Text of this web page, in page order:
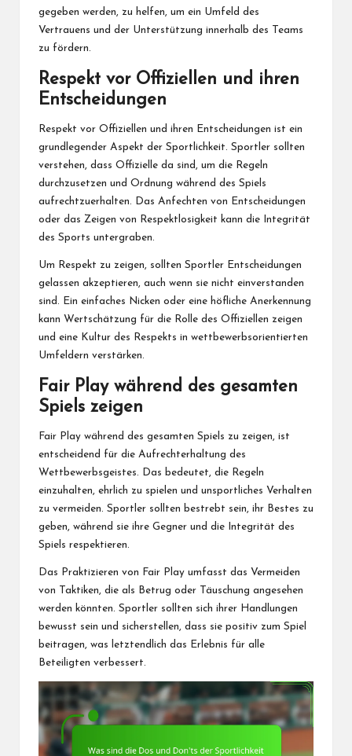
gegeben werden, zu helfen, um ein Umfeld des
Vertrauens und der Unterstützung innerhalb des Teams
zu fördern.
Respekt vor Offiziellen und ihren
Entscheidungen
Respekt vor Offiziellen und ihren Entscheidungen ist ein
grundlegender Aspekt der Sportlichkeit. Sportler sollten
verstehen, dass Offizielle da sind, um die Regeln
durchzusetzen und Ordnung während des Spiels
aufrechtzuerhalten. Das Anfechten von Entscheidungen
oder das Zeigen von Respektlosigkeit kann die Integrität
des Sports untergraben.
Um Respekt zu zeigen, sollten Sportler Entscheidungen
gelassen akzeptieren, auch wenn sie nicht einverstanden
sind. Ein einfaches Nicken oder eine höfliche Anerkennung
kann Wertschätzung für die Rolle des Offiziellen zeigen
und eine Kultur des Respekts in wettbewerbsorientierten
Umfeldern verstärken.
Fair Play während des gesamten
Spiels zeigen
Fair Play während des gesamten Spiels zu zeigen, ist
entscheidend für die Aufrechterhaltung des
Wettbewerbsgeistes. Das bedeutet, die Regeln
einzuhalten, ehrlich zu spielen und unsportliches Verhalten
zu vermeiden. Sportler sollten bestrebt sein, ihr Bestes zu
geben, während sie ihre Gegner und die Integrität des
Spiels respektieren.
Das Praktizieren von Fair Play umfasst das Vermeiden
von Taktiken, die als Betrug oder Täuschung angesehen
werden könnten. Sportler sollten sich ihrer Handlungen
bewusst sein und sicherstellen, dass sie positiv zum Spiel
beitragen, was letztendlich das Erlebnis für alle
Beteiligten verbessert.